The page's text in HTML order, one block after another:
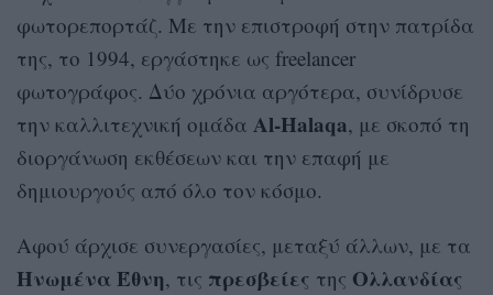
φωτορεπορτάζ. Με την επιστροφή στην πατρίδα
της, το 1994, εργάστηκε ως freelancer
φωτογράφος. Δύο χρόνια αργότερα, συνίδρυσε
την καλλιτεχνική ομάδα Al-Halaqa, με σκοπό τη
διοργάνωση εκθέσεων και την επαφή με
δημιουργούς από όλο τον κόσμο.
Αφού άρχισε συνεργασίες, μεταξύ άλλων, με τα
Ηνωμένα Έθνη, τις πρεσβείες της Ολλανδίας